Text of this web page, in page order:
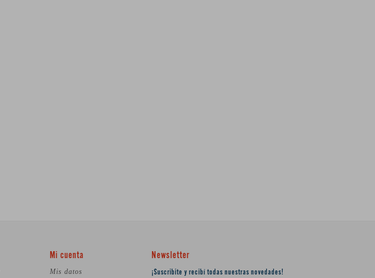
Mi cuenta
Mis datos
Newsletter
¡Suscribite y recibí todas nuestras novedades!